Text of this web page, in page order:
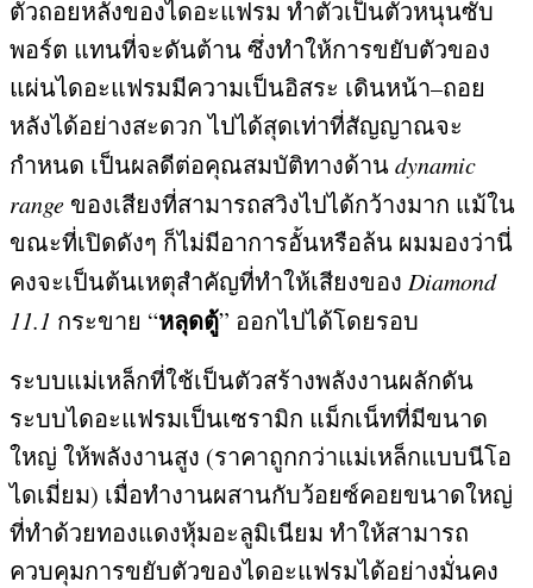
ตัวถอยหลังของไดอะแฟรม ทำตัวเป็นตัวหนุนซับ
พอร์ต แทนที่จะดันต้าน ซึ่งทำให้การขยับตัวของ
แผ่นไดอะแฟรมมีความเป็นอิสระ เดินหน้า–ถอย
หลังได้อย่างสะดวก ไปได้สุดเท่าที่สัญญาณจะ
กำหนด เป็นผลดีต่อคุณสมบัติทางด้านdynamic
range ของเสียงที่สามารถสวิงไปได้กว้างมาก แม้ใน
ขณะที่เปิดดังๆ ก็ไม่มีอาการอั้นหรือล้น ผมมองว่านี่
คงจะเป็นต้นเหตุสำคัญที่ทำให้เสียงของ Diamond
11.1 กระขาย “หลุดตู้” ออกไปได้โดยรอบ
ระบบแม่เหล็กที่ใช้เป็นตัวสร้างพลังงานผลักดัน
ระบบไดอะแฟรมเป็นเซรามิก แม็กเน็ทที่มีขนาด
ใหญ่ ให้พลังงานสูง (ราคาถูกกว่าแม่เหล็กแบบนีโอ
ไดเมี่ยม) เมื่อทำงานผสานกับว้อยซ์คอยขนาดใหญ่
ที่ทำด้วยทองแดงหุ้มอะลูมิเนียม ทำให้สามารถ
ควบคุมการขยับตัวของไดอะแฟรมได้อย่างมั่นคง